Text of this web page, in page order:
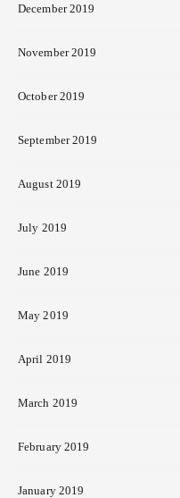
December 2019
November 2019
October 2019
September 2019
August 2019
July 2019
June 2019
May 2019
April 2019
March 2019
February 2019
January 2019